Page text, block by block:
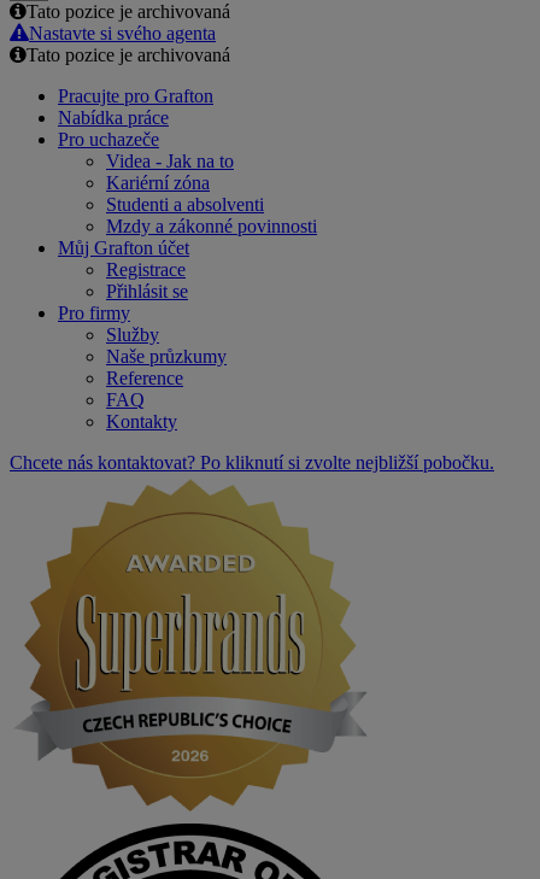
Email
Tato pozice je archivovaná
Nastavte si svého agenta
Tato pozice je archivovaná
Pracujte pro Grafton
Nabídka práce
Pro uchazeče
Videa - Jak na to
Kariérní zóna
Studenti a absolventi
Mzdy a zákonné povinnosti
Můj Grafton účet
Registrace
Přihlásit se
Pro firmy
Služby
Naše průzkumy
Reference
FAQ
Kontakty
Chcete nás kontaktovat? Po kliknutí si zvolte nejbližší pobočku.